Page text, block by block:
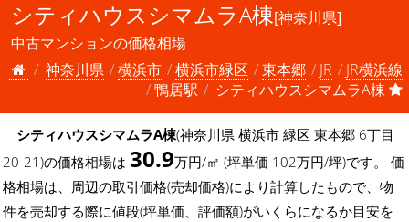
シティハウスシマムラA棟[神奈川県]
中古マンションの価格相場
神奈川県
横浜市 横浜市緑区 東本郷 JR
JR横浜線
鴨居駅
シティハウスシマムラA棟
シティハウスシマムラA棟(神奈川県 横浜市 緑区 東本郷 6丁目
20-21)の価格相場は 30.9万円/㎡ (坪単価 102万円/坪)です。 価
格相場は、周辺の取引価格(売却価格)により計算したもので、物
件を売却する際に値段(坪単価、評価額)がいくらになるか目安を